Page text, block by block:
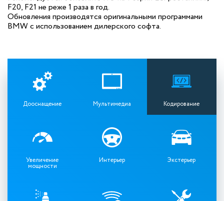
F20, F21 не реже 1 раза в год.
Обновления производятся оригинальными программами
BMW с использованием дилерского софта.
Дооснащение Мультимедиа Кодирование
Увеличение
мощности
Интерьер Экстерьер